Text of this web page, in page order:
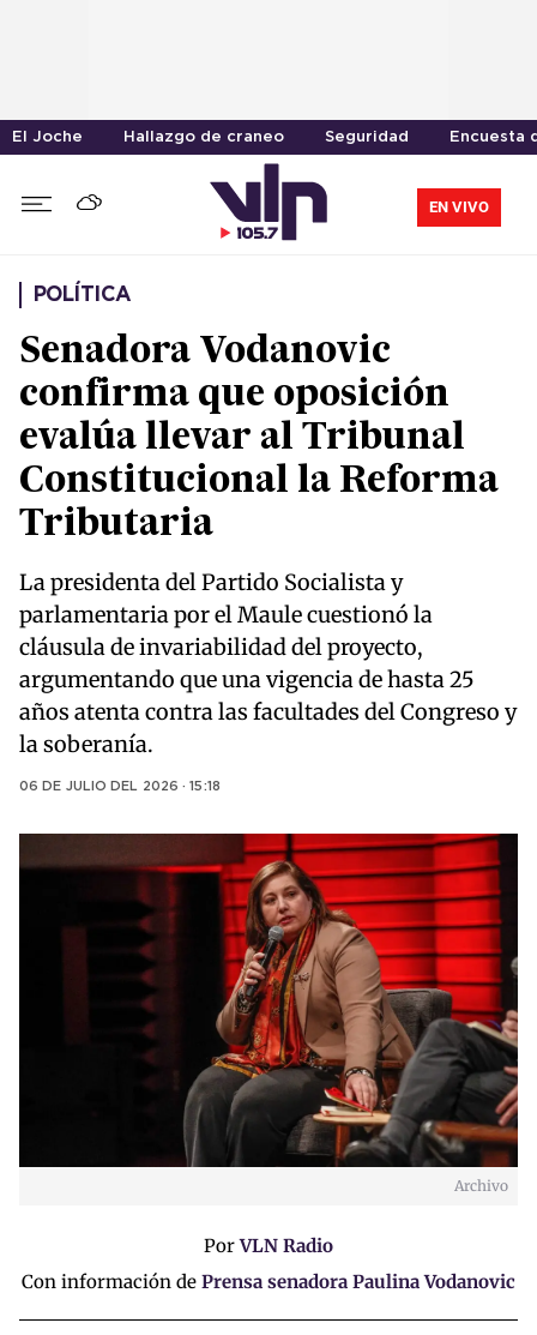
El Joche Hallazgo de craneo Seguridad Encuesta
EN VIVO
POLÍTICA
Senadora Vodanovic
confirma que oposición
evalúa llevar al Tribunal
Constitucional la Reforma
Tributaria
La presidenta del Partido Socialista y
parlamentaria por el Maule cuestionó la
cláusula de invariabilidad del proyecto,
argumentando que una vigencia de hasta 25
años atenta contra las facultades del Congreso y
la soberanía.
06 DE JULIO DEL 2026 · 15:18
Archivo
PorVLN Radio
Con información de Prensa senadora Paulina Vodanovic